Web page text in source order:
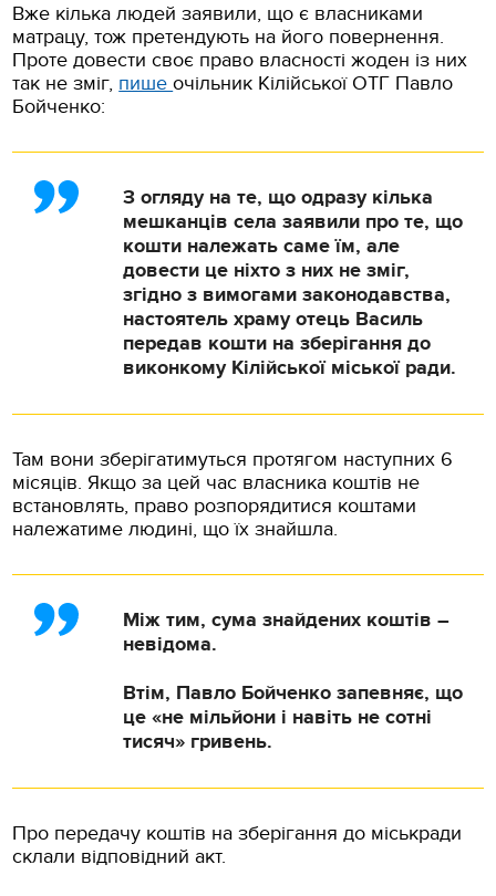
Вже кілька людей заявили, що є власниками
матрацу, тож претендують на його повернення.
Проте довести своє право власності жоден із них
так не зміг, пишеочільник Кілійської ОТГ Павло
Бойченко:
З огляду на те, що одразу кілька
мешканців села заявили про те, що
кошти належать саме їм, але
довести це ніхто з них не зміг,
згідно з вимогами законодавства,
настоятель храму отець Василь
передав кошти на зберігання до
виконкому Кілійської міської ради.
Там вони зберігатимуться протягом наступних 6
місяців. Якщо за цей час власника коштів не
встановлять, право розпорядитися коштами
належатиме людині, що їх знайшла.
Між тим, сума знайдених коштів –
невідома.
Втім, Павло Бойченко запевняє, що
це «не мільйони і навіть не сотні
тисяч» гривень.
Про передачу коштів на зберігання до міськради
склали відповідний акт.